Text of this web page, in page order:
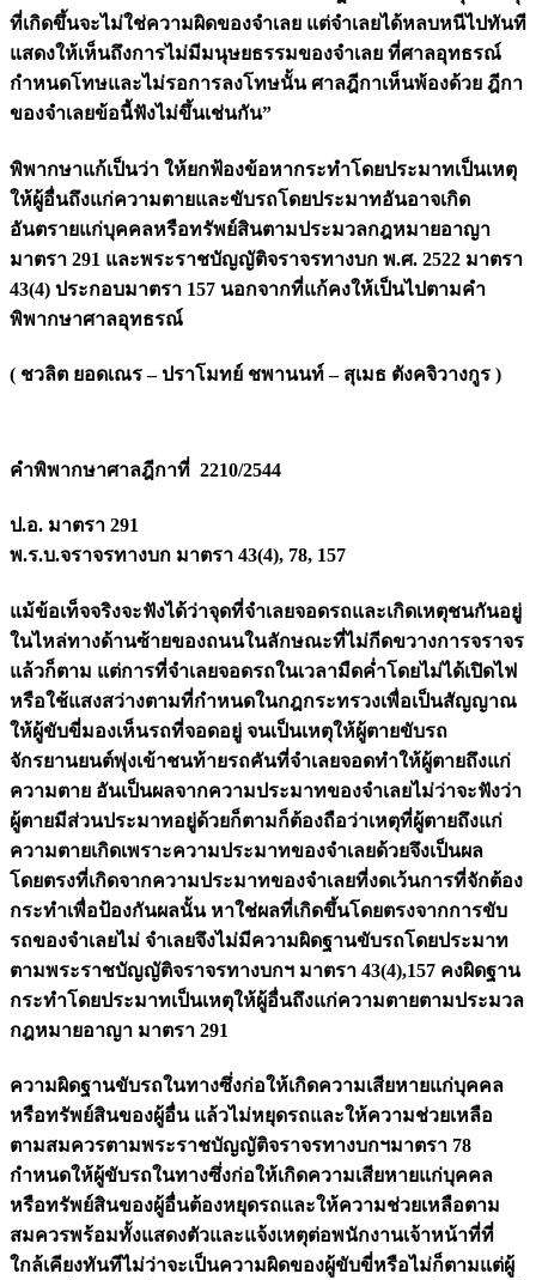
ที่เกิดขึ้นจะไม่ใช่ความผิดของจำเลย แต่จำเลยได้หลบหนีไปทันที
แสดงให้เห็นถึงการไม่มีมนุษยธรรมของจำเลย ที่ศาลอุทธรณ์
กำหนดโทษและไม่รอการลงโทษนั้น ศาลฎีกาเห็นพ้องด้วย ฎีกา
ของจำเลยข้อนี้ฟังไม่ขึ้นเช่นกัน”
พิพากษาแก้เป็นว่า ให้ยกฟ้องข้อหากระทำโดยประมาทเป็นเหตุ
ให้ผู้อื่นถึงแก่ความตายและขับรถโดยประมาทอันอาจเกิด
อันตรายแก่บุคคลหรือทรัพย์สินตามประมวลกฎหมายอาญา
มาตรา 291 และพระราชบัญญัติจราจรทางบก พ.ศ. 2522 มาตรา
43(4) ประกอบมาตรา 157 นอกจากที่แก้คงให้เป็นไปตามคำ
พิพากษาศาลอุทธรณ์
( ชวลิต ยอดเณร – ปราโมทย์ ชพานนท์ – สุเมธ ตังคจิวางกูร )
คำพิพากษาศาลฎีกาที่ 2210/2544
ป.อ. มาตรา 291
พ.ร.บ.จราจรทางบก มาตรา 43(4), 78, 157
แม้ข้อเท็จจริงจะฟังได้ว่าจุดที่จำเลยจอดรถและเกิดเหตุชนกันอยู่
ในไหล่ทางด้านซ้ายของถนนในลักษณะที่ไม่กีดขวางการจราจร
แล้วก็ตาม แต่การที่จำเลยจอดรถในเวลามืดค่ำโดยไม่ได้เปิดไฟ
หรือใช้แสงสว่างตามที่กำหนดในกฎกระทรวงเพื่อเป็นสัญญาณ
ให้ผู้ขับขี่มองเห็นรถที่จอดอยู่ จนเป็นเหตุให้ผู้ตายขับรถ
จักรยานยนต์พุ่งเข้าชนท้ายรถคันที่จำเลยจอดทำให้ผู้ตายถึงแก่
ความตาย อันเป็นผลจากความประมาทของจำเลยไม่ว่าจะฟังว่า
ผู้ตายมีส่วนประมาทอยู่ด้วยก็ตามก็ต้องถือว่าเหตุที่ผู้ตายถึงแก่
ความตายเกิดเพราะความประมาทของจำเลยด้วยจึงเป็นผล
โดยตรงที่เกิดจากความประมาทของจำเลยที่งดเว้นการที่จักต้อง
กระทำเพื่อป้องกันผลนั้น หาใช่ผลที่เกิดขึ้นโดยตรงจากการขับ
รถของจำเลยไม่ จำเลยจึงไม่มีความผิดฐานขับรถโดยประมาท
ตามพระราชบัญญัติจราจรทางบกฯ มาตรา 43(4),157 คงผิดฐาน
กระทำโดยประมาทเป็นเหตุให้ผู้อื่นถึงแก่ความตายตามประมวล
กฎหมายอาญา มาตรา 291
ความผิดฐานขับรถในทางซึ่งก่อให้เกิดความเสียหายแก่บุคคล
หรือทรัพย์สินของผู้อื่น แล้วไม่หยุดรถและให้ความช่วยเหลือ
ตามสมควรตามพระราชบัญญัติจราจรทางบกฯมาตรา 78
กำหนดให้ผู้ขับรถในทางซึ่งก่อให้เกิดความเสียหายแก่บุคคล
หรือทรัพย์สินของผู้อื่นต้องหยุดรถและให้ความช่วยเหลือตาม
สมควรพร้อมทั้งแสดงตัวและแจ้งเหตุต่อพนักงานเจ้าหน้าที่ที่
ใกล้เคียงทันทีไม่ว่าจะเป็นความผิดของผู้ขับขี่หรือไม่ก็ตามแต่ผู้